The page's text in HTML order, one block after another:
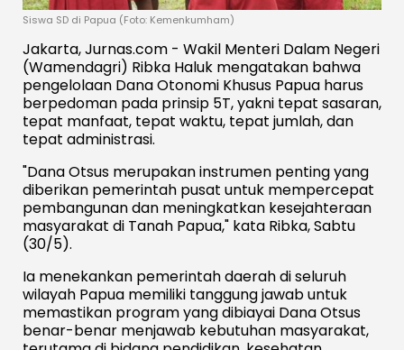
Siswa SD di Papua (Foto: Kemenkumham)
Jakarta, Jurnas.com - Wakil Menteri Dalam Negeri
(Wamendagri) Ribka Haluk mengatakan bahwa
pengelolaan Dana Otonomi Khusus Papua harus
berpedoman pada prinsip 5T, yakni tepat sasaran,
tepat manfaat, tepat waktu, tepat jumlah, dan
tepat administrasi.
"Dana Otsus merupakan instrumen penting yang
diberikan pemerintah pusat untuk mempercepat
pembangunan dan meningkatkan kesejahteraan
masyarakat di Tanah Papua," kata Ribka, Sabtu
(30/5).
Ia menekankan pemerintah daerah di seluruh
wilayah Papua memiliki tanggung jawab untuk
memastikan program yang dibiayai Dana Otsus
benar-benar menjawab kebutuhan masyarakat,